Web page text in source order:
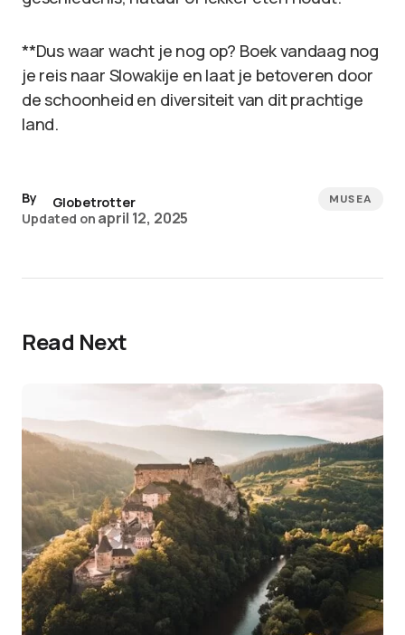
**Dus waar wacht je nog op? Boek vandaag nog
je reis naar Slowakije en laat je betoveren door
de schoonheid en diversiteit van dit prachtige
land.
By
Globetrotter
Updated on april 12, 2025
MUSEA
Read Next